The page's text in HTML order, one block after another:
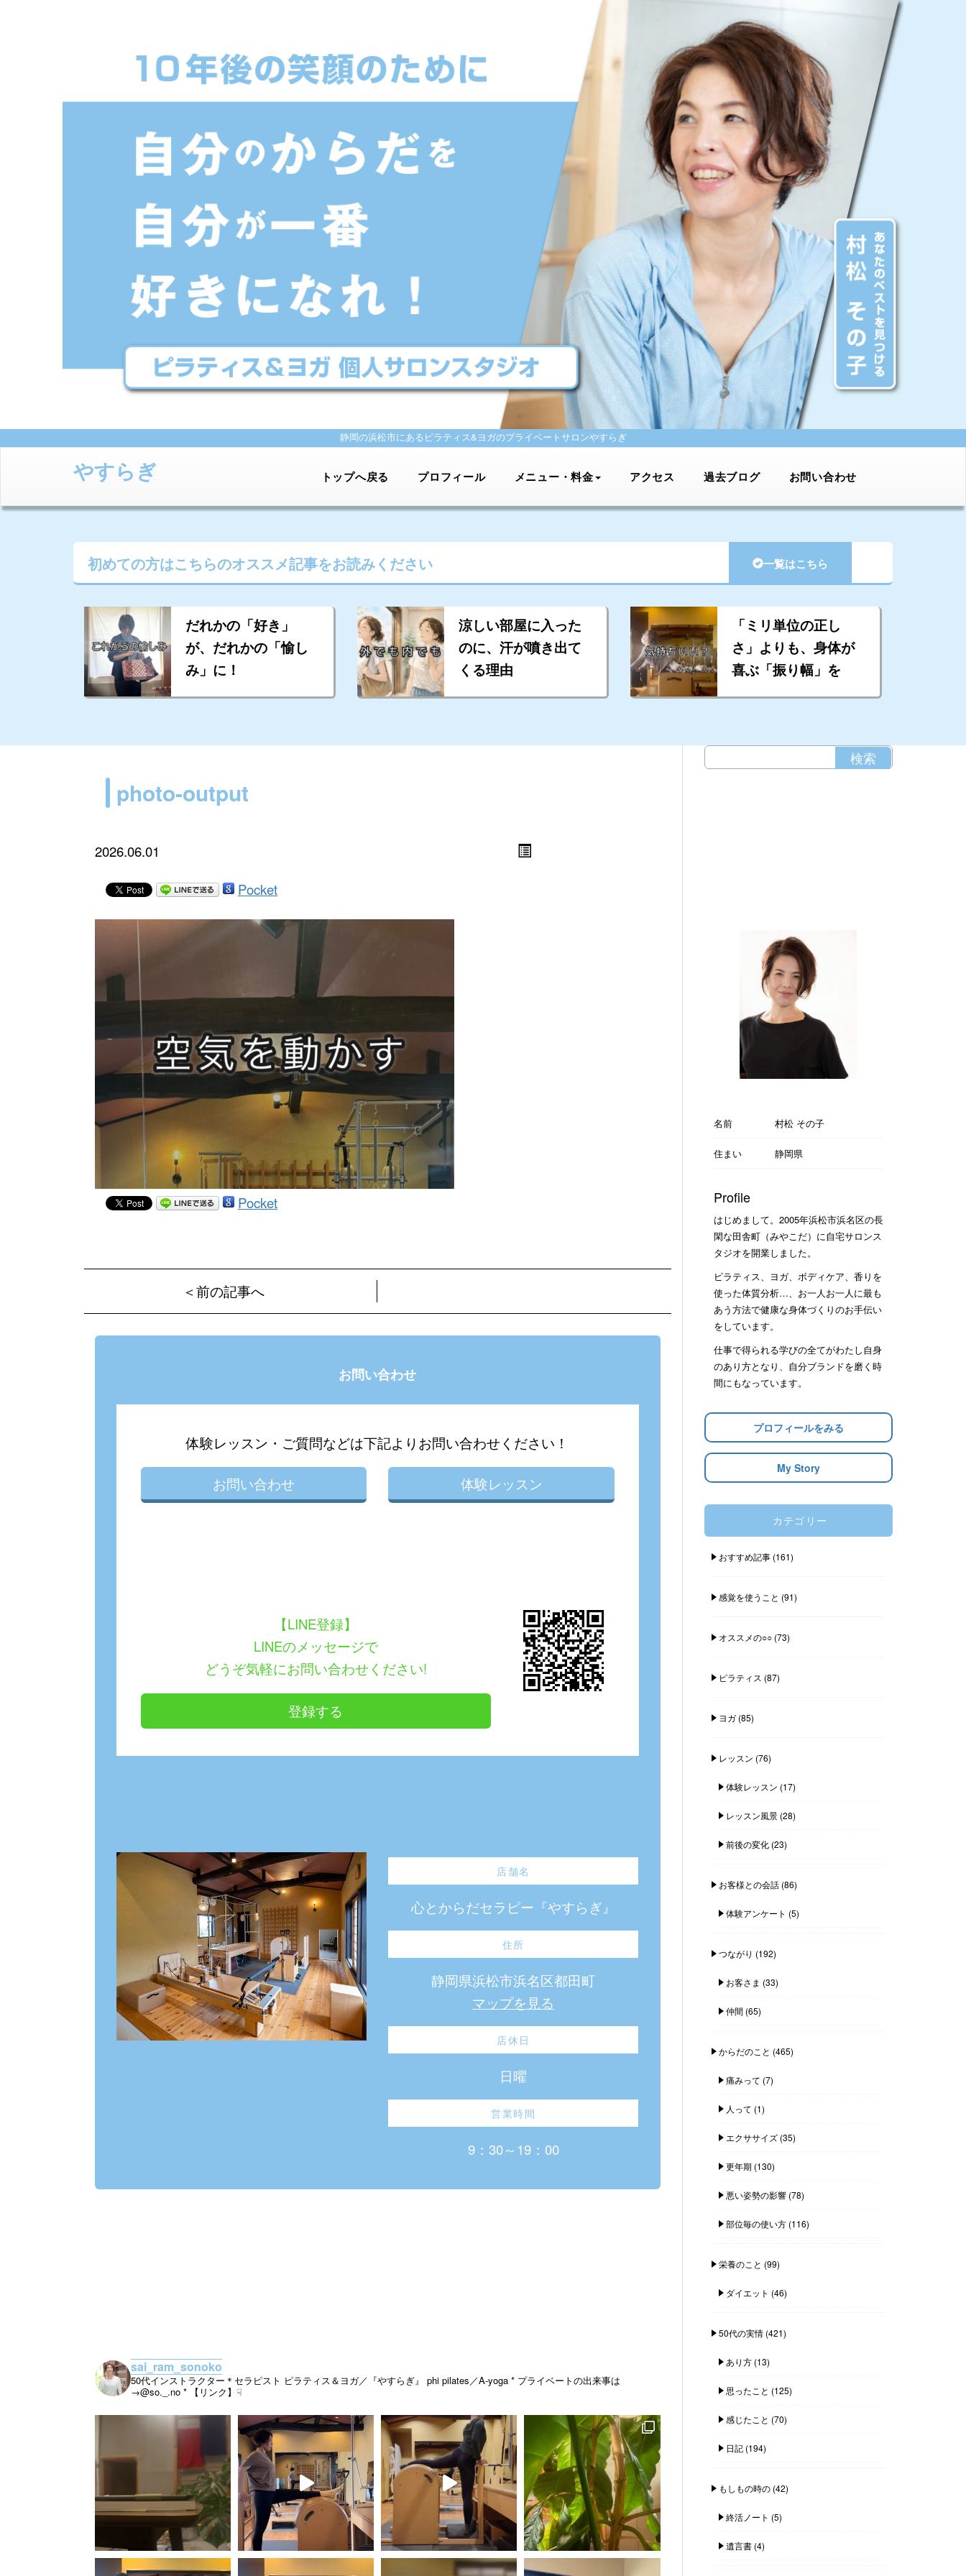
静岡の浜松市にあるピラティス&ヨガのプライベートサロンやすらぎ
やすらぎ トップへ戻る プロフィール メニュー・料金 アクセス 過去ブログ お問い合わせ
初めての方はこちらのオススメ記事をお読みください 一覧はこちら
だれかの「好き」
が、だれかの「愉し
み」に！
涼しい部屋に入った
のに、汗が噴き出て
くる理由
「ミリ単位の正し
さ」よりも、身体が
喜ぶ「振り幅」を
photo-output
2026.06.01
Pocket
Pocket
＜前の記事へ
お問い合わせ
体験レッスン・ご質問などは下記よりお問い合わせください！
お問い合わせ 体験レッスン
【LINE登録】
LINEのメッセージで
どうぞ気軽にお問い合わせください!
登録する
店舗名
心とからだセラピー『やすらぎ』
住所
静岡県浜松市浜名区都田町
マップを見る
店休日
日曜
営業時間
9：30～19：00
sai_ram_sonoko
50代インストラクター＊セラピスト ピラティス＆ヨガ／『やすらぎ』 phi pilates／A-yoga * プライベートの出来事は
→@so._.no * 【リンク】☟
名前 村松 その子
住まい 静岡県
Profile
はじめまして。2005年浜松市浜名区の長
閑な田舎町（みやこだ）に自宅サロンス
タジオを開業しました。
ピラティス、ヨガ、ボディケア、香りを
使った体質分析…、お一人お一人に最も
あう方法で健康な身体づくりのお手伝い
をしています。
仕事で得られる学びの全てがわたし自身
のあり方となり、自分ブランドを磨く時
間にもなっています。
プロフィールをみる
My Story
カテゴリー
おすすめ記事(161)
感覚を使うこと (91)
オススメの○○(73)
ピラティス (87)
ヨガ(85)
レッスン (76)
体験レッスン (17)
レッスン風景(28)
前後の変化(23)
お客様との会話(86)
体験アンケート (5)
つながり (192)
お客さま (33)
仲間 (65)
からだのこと (465)
痛みって (7)
人って (1)
エクササイズ(35)
更年期 (130)
悪い姿勢の影響(78)
部位毎の使い方(116)
栄養のこと (99)
ダイエット (46)
50代の実情(421)
あり方(13)
思ったこと (125)
感じたこと (70)
日記(194)
もしもの時の(42)
終活ノート (5)
遺言書(4)